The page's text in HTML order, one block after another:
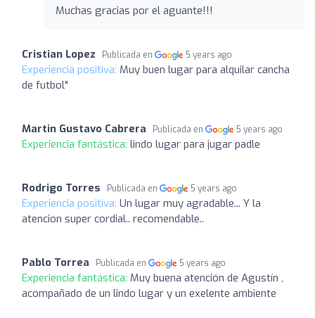
Muchas gracias por el aguante!!!
Cristian Lopez Publicada en 5 years ago
Experiencia positiva: Muy buen lugar para alquilar cancha
de futbol"
Martin Gustavo Cabrera Publicada en 5 years ago
Experiencia fantástica: lindo lugar para jugar padle
Rodrigo Torres Publicada en 5 years ago
Experiencia positiva: Un lugar muy agradable... Y la
atencion super cordial.. recomendable..
Pablo Torrea Publicada en 5 years ago
Experiencia fantástica: Muy buena atención de Agustín ,
acompañado de un lindo lugar y un exelente ambiente